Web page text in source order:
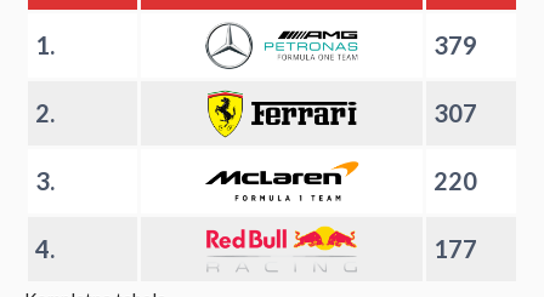
1. 379
2. 307
3. 220
4. 177